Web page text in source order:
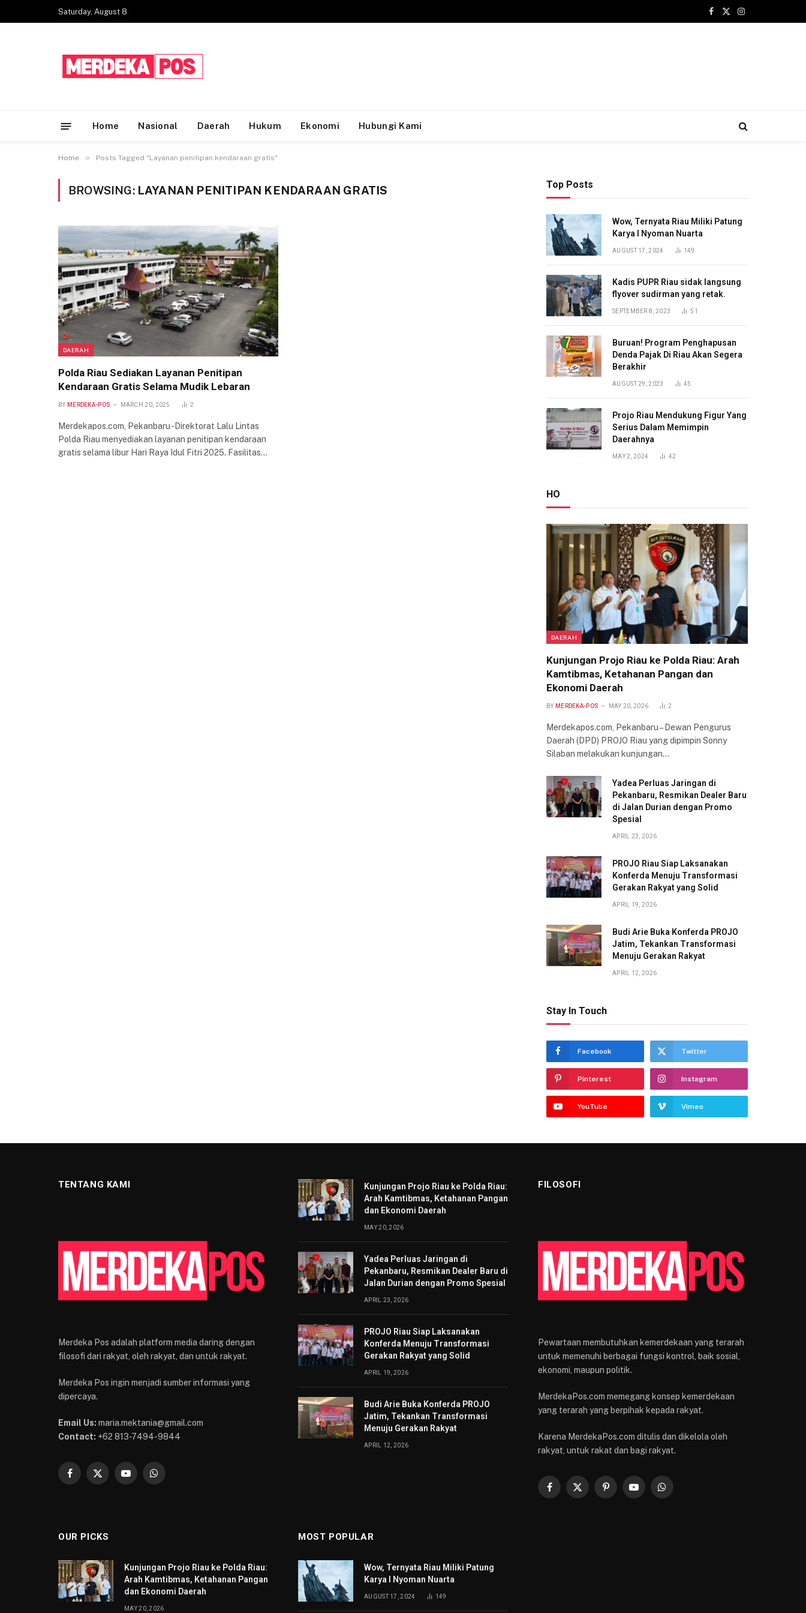
Saturday, August 8
Facebook
X
Instagram
Home Nasional Daerah Hukum Ekonomi Hubungi Kami
Home » Posts Tagged "Layanan penitipan kendaraan gratis"
BROWSING: LAYANAN PENITIPAN KENDARAAN GRATIS
DAERAH
Polda Riau Sediakan Layanan Penitipan
Kendaraan Gratis Selama Mudik Lebaran
BY MERDEKA-POS MARCH 20, 2025 2
Merdekapos.com, Pekanbaru -Direktorat Lalu Lintas
Polda Riau menyediakan layanan penitipan kendaraan
gratis selama libur Hari Raya Idul Fitri 2025. Fasilitas…
Top Posts
Wow, Ternyata Riau Miliki Patung
Karya I Nyoman Nuarta
AUGUST 17, 2024 149
Kadis PUPR Riau sidak langsung
flyover sudirman yang retak.
SEPTEMBER 8, 2023 51
Buruan! Program Penghapusan
Denda Pajak Di Riau Akan Segera
Berakhir
AUGUST 29, 2023 45
Projo Riau Mendukung Figur Yang
Serius Dalam Memimpin
Daerahnya
MAY 2, 2024 42
HO
DAERAH
Kunjungan Projo Riau ke Polda Riau: Arah
Kamtibmas, Ketahanan Pangan dan
Ekonomi Daerah
BY MERDEKA-POS MAY 20, 2026 2
Merdekapos.com, Pekanbaru – Dewan Pengurus
Daerah (DPD) PROJO Riau yang dipimpin Sonny
Silaban melakukan kunjungan…
Yadea Perluas Jaringan di
Pekanbaru, Resmikan Dealer Baru
di Jalan Durian dengan Promo
Spesial
APRIL 23, 2026
PROJO Riau Siap Laksanakan
Konferda Menuju Transformasi
Gerakan Rakyat yang Solid
APRIL 19, 2026
Budi Arie Buka Konferda PROJO
Jatim, Tekankan Transformasi
Menuju Gerakan Rakyat
APRIL 12, 2026
Stay In Touch
Facebook Twitter
Pinterest Instagram
YouTube Vimeo
TENTANG KAMI
Merdeka Pos adalah platform media daring dengan
filosofi dari rakyat, oleh rakyat, dan untuk rakyat.
Merdeka Pos ingin menjadi sumber informasi yang
dipercaya.
Email Us: maria.mektania@gmail.com
Contact: +62 813-7494-9844
Facebook
X
YouTubeWhatsApp
Kunjungan Projo Riau ke Polda Riau:
Arah Kamtibmas, Ketahanan Pangan
dan Ekonomi Daerah
MAY 20, 2026
Yadea Perluas Jaringan di
Pekanbaru, Resmikan Dealer Baru di
Jalan Durian dengan Promo Spesial
APRIL 23, 2026
PROJO Riau Siap Laksanakan
Konferda Menuju Transformasi
Gerakan Rakyat yang Solid
APRIL 19, 2026
Budi Arie Buka Konferda PROJO
Jatim, Tekankan Transformasi
Menuju Gerakan Rakyat
APRIL 12, 2026
FILOSOFI
Pewartaan membutuhkan kemerdekaan yang terarah
untuk memenuhi berbagai fungsi kontrol, baik sosial,
ekonomi, maupun politik.
MerdekaPos.com memegang konsep kemerdekaan
yang terarah yang berpihak kepada rakyat.
Karena MerdekaPos.com ditulis dan dikelola oleh
rakyat, untuk rakat dan bagi rakyat.
Facebook
X
PinterestYouTubeWhatsApp
OUR PICKS
Kunjungan Projo Riau ke Polda Riau:
Arah Kamtibmas, Ketahanan Pangan
dan Ekonomi Daerah
MAY 20, 2026
MOST POPULAR
Wow, Ternyata Riau Miliki Patung
Karya I Nyoman Nuarta
AUGUST 17, 2024 149